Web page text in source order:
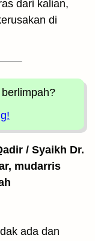
dari kalian,
di
/ Syaikh Dr.
mudarris